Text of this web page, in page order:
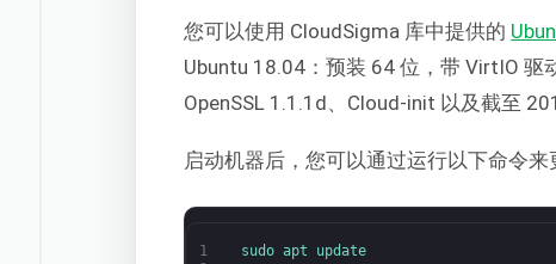
您可以使用 CloudSigma 库中提供的
Ubuntu 18.04：预装 64 位，带 VirtIO 驱
OpenSSL 1.1.1d、Cloud-init 以及截至
启动机器后，您可以通过运行以下命令
1
sudo apt update